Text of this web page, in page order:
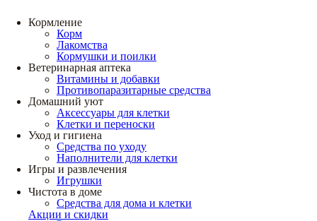
Кормление
Корм
Лакомства
Кормушки и поилки
Ветеринарная аптека
Витамины и добавки
Противопаразитарные средства
Домашний уют
Аксессуары для клетки
Клетки и переноски
Уход и гигиена
Средства по уходу
Наполнители для клетки
Игры и развлечения
Игрушки
Чистота в доме
Средства для дома и клетки
Акции и скидки